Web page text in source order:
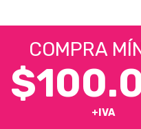
COMPRA
+IVA